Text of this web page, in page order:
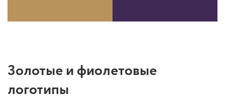
Золотые и фиолетовые
логотипы